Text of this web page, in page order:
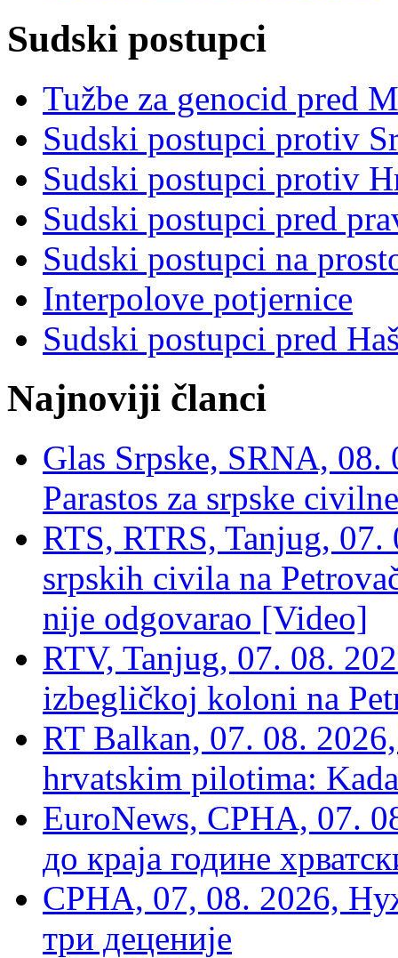
Sudski postupci
Tužbe za genocid pred
Sudski postupci protiv
Sudski postupci protiv
Sudski postupci pred
Sudski postupci na
Interpolove potjernice
Sudski postupci pred
Najnoviji članci
Glas Srpske, SRNA,
Parastos za srpske
RTS, RTRS, Tanjug,
srpskih civila na
nije odgovarao [Video]
RTV, Tanjug, 07. 08.
izbegličkoj koloni na
RT Balkan, 07. 08.
hrvatskim pilotima:
EuroNews, СРНА, 07.
до краја године
СРНА, 07, 08. 2026,
три деценије